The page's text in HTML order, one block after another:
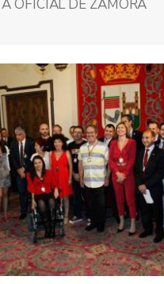
OFICIAL DE ZAMORA